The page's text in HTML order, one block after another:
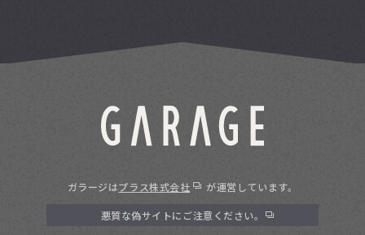
ガラージはプラス株式会社 が運営しています。
悪質な偽サイトにご注意ください。